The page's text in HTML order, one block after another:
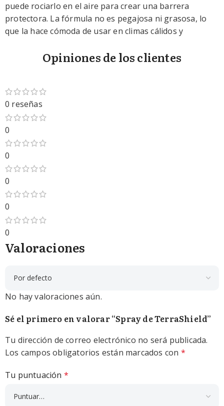
puede rociarlo en el aire para crear una barrera
protectora. La fórmula no es pegajosa ni grasosa, lo
que la hace cómoda de usar en climas cálidos y
Opiniones de los clientes
0 reseñas
0
0
0
0
0
Valoraciones
No hay valoraciones aún.
Sé el primero en valorar “Spray de TerraShield”
Tu dirección de correo electrónico no será publicada.
Los campos obligatorios están marcados con *
Tu puntuación *